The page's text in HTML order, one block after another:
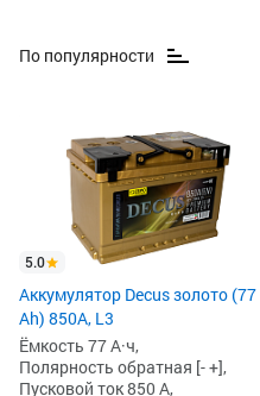
По популярности
5.0
Аккумулятор Decus золото (77
Ah) 850А, L3
Ёмкость 77 А·ч,
Полярность обратная [- +],
Пусковой ток 850 А,